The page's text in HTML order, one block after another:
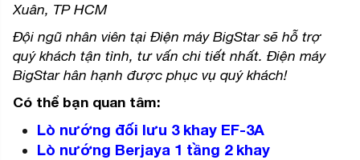
Xuân, TP HCM
Đội ngũ nhân viên tại Điện máy BigStar sẽ hỗ trợ
quý khách tận tình, tư vấn chi tiết nhất. Điện máy
BigStar hân hạnh được phục vụ quý khách!
Có thể bạn quan tâm:
Lò nướng đối lưu 3 khay EF-3A
Lò nướng Berjaya 1 tầng 2 khay